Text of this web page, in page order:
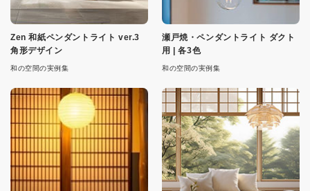
Zen 和紙ペンダントライト ver.3
角形デザイン
和の空間の実例集
瀬戸焼・ペンダントライト ダクト
用 | 各3色
和の空間の実例集